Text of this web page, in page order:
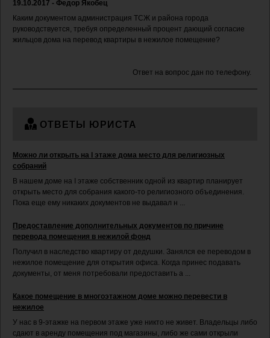
19.10.2017 - Федор Якобец
Каким документом администрация ТСЖ и района города
руководствуется, требуя определенный процент дающий согласие
жильцов дома на перевод квартиры в нежилое помещение?
Ответ на вопрос дан по телефону.
ОТВЕТЫ ЮРИСТА
Можно ли открыть на І этаже дома место для религиозных
собраний
В нашем доме на І этаже собственник одной из квартир планирует
открыть место для собрания какого-то религиозного объединения.
Пока еще ему никаких документов не выдавал н ...
Предоставление дополнительных документов по причине
перевода помещения в нежилой фонд
Получил в наследство квартиру от дедушки. Занялся ее переводом в
нежилое помещение для открытия офиса. Когда принес подавать
документы, от меня потребовали предоставить а ...
Какое помещение в многоэтажном доме можно перевести в
нежилое
У нас в 9-этажке на первом этаже уже никто не живет. Владельцы либо
сдают в аренду помещения под магазины, либо же сами открыли